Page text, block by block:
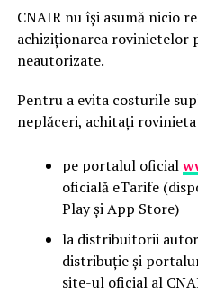
CNAIR nu își asumă nicio
achiziționarea
neautorizate.
Pentru a evita costurile
neplăceri, achitați
pe portalul oficial
oficială eTarife
Play și App Store)
la distribuitorii
distribuție și
site-ul oficial al